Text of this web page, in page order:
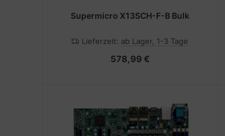
Supermicro X13SCH-F-B Bulk
Lieferzeit: ab Lager, 1-3 Tage
578,99 €